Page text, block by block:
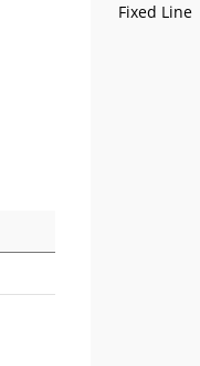
Fixed Line